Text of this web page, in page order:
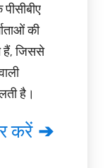
की
हैं, जिससे
है।
करें